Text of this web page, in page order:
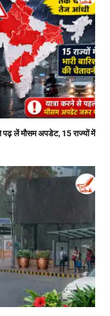
लें मौसम अपडेट, 15 राज्यों में